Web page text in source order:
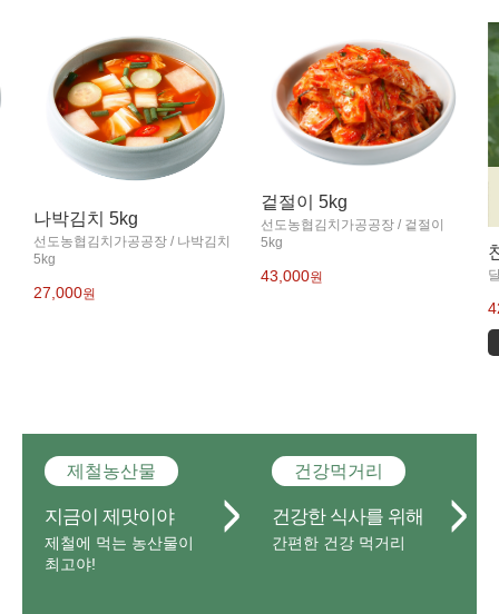
나박김치 5kg
선도농협김치가공공장 / 나박김치
5kg
27,000원
겉절이 5kg
선도농협김치가공공장 / 겉절이
5kg
43,000원
제철농산물
지금이 제맛이야
제철에 먹는 농산물이
최고야!
건강먹거리
건강한 식사를 위해
간편한 건강 먹거리